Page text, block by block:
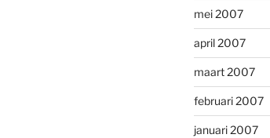
mei 2007
april 2007
maart 2007
februari 2007
januari 2007